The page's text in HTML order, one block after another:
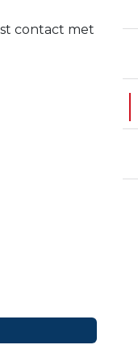
contact met